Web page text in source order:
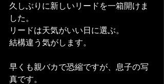
久しぶりに新しいリードを一箱開けま
した。
リードは天気がいい日に選ぶ。
結構違う気がします。
早くも親バカで恐縮ですが、息子の写
真です。